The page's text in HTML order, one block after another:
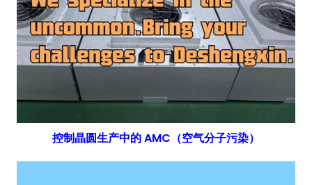
控制晶圆生产中的 AMC（空气分子污染）